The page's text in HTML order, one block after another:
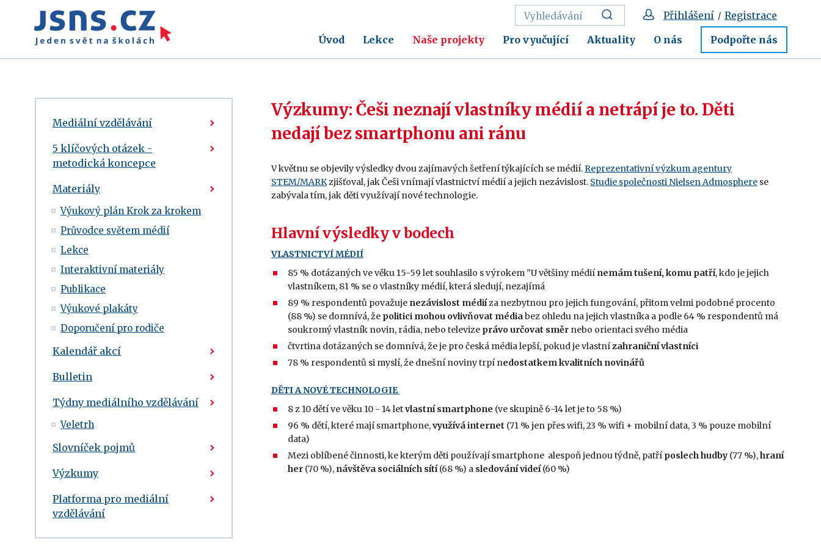
Úvod Lekce Naše projekty Pro vyučující Aktuality O nás Podpořte nás
Přihlášení / Registrace
Mediální vzdělávání
5 klíčových otázek -
metodická koncepce
Materiály
Výukový plán Krok za krokem
Průvodce světem médií
Lekce
Interaktivní materiály
Publikace
Výukové plakáty
Doporučení pro rodiče
Kalendář akcí
Bulletin
Týdny mediálního vzdělávání
Veletrh
Slovníček pojmů
Výzkumy
Platforma pro mediální
vzdělávání
Výzkumy: Češi neznají vlastníky médií a netrápí je to. Děti
nedají bez smartphonu ani ránu
V květnu se objevily výsledky dvou zajímavých šetření týkajících se médií.Reprezentativní výzkum agentury
STEM/MARKzjišťoval, jak Češi vnímají vlastnictví médií a jejich nezávislost. Studie společnosti Nielsen Admosphere se
zabývala tím, jak děti využívají nové technologie.
Hlavní výsledky v bodech
VLASTNICTVÍ MÉDIÍ
85 % dotázaných ve věku 15-59 let souhlasilo s výrokem "U většiny médií nemám tušení, komu patří, kdo je jejich
vlastníkem, 81 % se o vlastníky médií, která sledují, nezajímá
89 % respondentů považuje nezávislost médiíza nezbytnou pro jejich fungování, přitom velmi podobné procento
(88 %) se domnívá, že politici mohou ovlivňovat médiabez ohledu na jejich vlastníka a podle 64 % respondentů má
soukromý vlastník novin, rádia, nebo televize právo určovat směr nebo orientaci svého média
čtvrtina dotázaných se domnívá, že je pro česká média lepší, pokud je vlastnízahraniční vlastníci
78 % respondentů si myslí, že dnešní noviny trpí nedostatkem kvalitních novinářů
DĚTI A NOVÉ TECHNOLOGIE
8 z 10 dětí ve věku 10 - 14 letvlastní smartphone (ve skupině 6-14 let je to 58 %)
96 % dětí, které mají smartphone,využívá internet (71 % jen přes wifi, 23 % wifi + mobilní data, 3 % pouze mobilní
data)
Mezi oblíbené činnosti, ke kterým děti používají smartphone alespoň jednou týdně, patří poslech hudby (77 %),hraní
her (70 %), návštěva sociálních sítí(68 %) a sledování videí(60 %)